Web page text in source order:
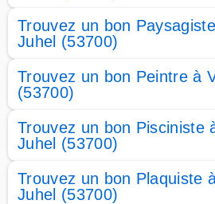
Trouvez un bon
Juhel (53700)
Trouvez un bon Peintre à
(53700)
Trouvez un bon Pisciniste
Juhel (53700)
Trouvez un bon Plaquiste
Juhel (53700)